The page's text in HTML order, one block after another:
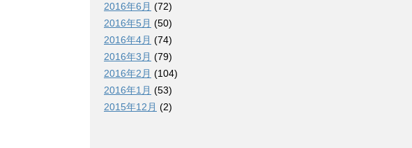
2016年6月 (72)
2016年5月 (50)
2016年4月 (74)
2016年3月 (79)
2016年2月 (104)
2016年1月 (53)
2015年12月 (2)